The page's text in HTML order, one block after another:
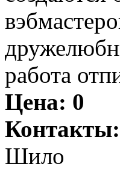
работа
Цена: 0
Контакты:
Шило